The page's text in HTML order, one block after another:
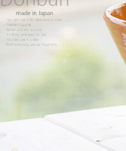
地の恵みで生きてい
2023/3/31
≪おすすめ≫ぬくも